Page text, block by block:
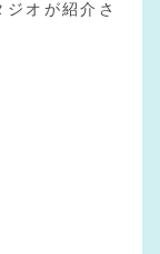
ジオが紹介さ